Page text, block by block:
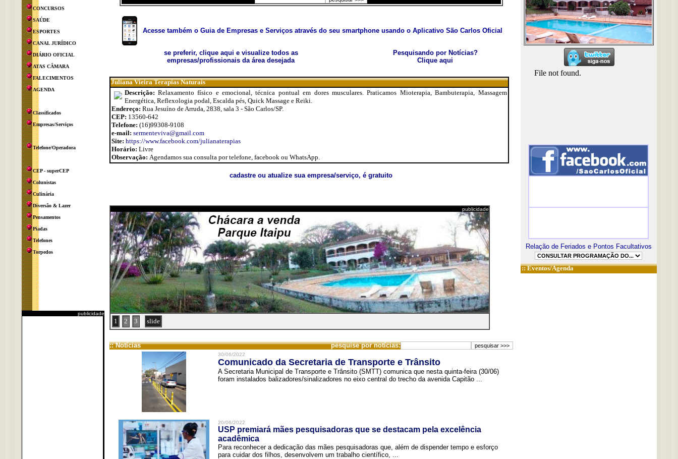
CONCURSOS
SAÚDE
ESPORTES
CANAL JURÍDICO
DIÁRIO OFICIAL
ATAS CÂMARA
FALECIMENTOS
AGENDA
Classificados
Empresas/Serviços
Telefone/Operadora
CEP - superCEP
Colunistas
Culinária
Diversão & Lazer
Pensamentos
Piadas
Telefones
Torpedos
publicidade
Acesse também o Guia de Empresas e Serviços através do seu smartphone usando o Aplicativo São Carlos Oficial
se preferir, clique aqui e visualize todos as
empresas/profissionais da área desejada
Pesquisando por Notícias?
Clique aqui
Juliana Vieira Terapias Naturais
Descrição: Relaxamento físico e emocional, técnica pontual em dores musculares. Praticamos Mioterapia, Bambuterapia, Massagem
Energética, Reflexologia podal, Escalda pés, Quick Massage e Reiki.
Endereço: Rua Jesuíno de Arruda, 2838, sala 3 - São Carlos/SP.
CEP: 13560-642
Telefone: (16)99308-9108
e-mail: sermenteviva@gmail.com
Site: https://www.facebook.com/julianaterapias
Horário: Livre
Observação: Agendamos sua consulta por telefone, facebook ou WhatsApp.
cadastre ou atualize sua empresa/serviço, é gratuito
publicidade
1 2 3 slide
:: Notícias pesquise por notícias:
30/06/2022
Comunicado da Secretaria de Transporte e Trânsito
A Secretaria Municipal de Transporte e Trânsito (SMTT) comunica que nesta quinta-feira (30/06)
foram instalados balizadores/sinalizadores no eixo central do trecho da avenida Capitão ...
20/06/2022
USP premiará mães pesquisadoras que se destacam pela excelência
acadêmica
Para reconhecer a dedicação das mães pesquisadoras que, além de dispender tempo e esforço
para cuidar dos filhos, desenvolvem um trabalho científico, ...
Relação de Feriados e Pontos Facultativos
::Eventos/Agenda